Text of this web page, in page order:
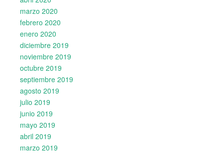
marzo 2020
febrero 2020
enero 2020
diciembre 2019
noviembre 2019
octubre 2019
septiembre 2019
agosto 2019
julio 2019
junio 2019
mayo 2019
abril 2019
marzo 2019